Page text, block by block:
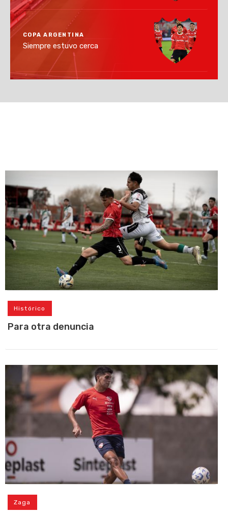
COPA ARGENTINA
Siempre estuvo cerca
Histórico
Para otra denuncia
Zaga